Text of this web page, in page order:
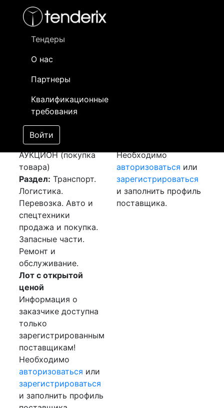
Тендеры
О нас
Партнеры
Квалификационные
требования
Войти
- активный лот
- сохраненный лот (не опубликован)
Закупка: Перевозка
г. Алматы - г. Нур-
Султан (трал)
[Завершен]
Лот №:2028
АУКЦИОН (покупка
товара)
Раздел: Транспорт.
Логистика.
Перевозка. Авто и
спецтехники
продажа и покупка.
Запасные части.
Ремонт и
обслуживание.
Лот с открытой
ценой
Информация о
заказчике доступна
только
зарегистрированным
поставщикам!
Необходимо
авторизоваться или
зарегистрироваться
и заполнить профиль
Необходимо
авторизоваться или
зарегистрироваться
и заполнить профиль
поставщика.